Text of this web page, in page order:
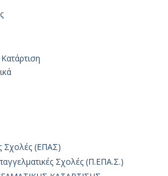
Σχολές (ΕΠΑΣ)
Σχολές (Π.ΕΠΑ.Σ.)